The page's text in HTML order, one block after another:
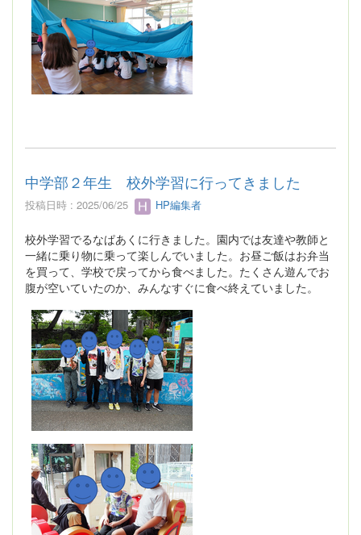
中学部２年生 校外学習に行ってきました
投稿日時 : 2025/06/25 HP編集者
校外学習でるなぱあくに行きました。園内では友達や教師と
一緒に乗り物に乗って楽しんでいました。お昼ご飯はお弁当
を買って、学校で戻ってから食べました。たくさん遊んでお
腹が空いていたのか、みんなすぐに食べ終えていました。